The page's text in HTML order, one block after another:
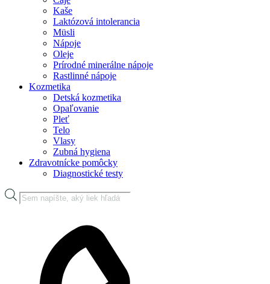
Kaše
Laktózová intolerancia
Müsli
Nápoje
Oleje
Prírodné minerálne nápoje
Rastlinné nápoje
Kozmetika
Detská kozmetika
Opaľovanie
Pleť
Telo
Vlasy
Zubná hygiena
Zdravotnícke pomôcky
Diagnostické testy
Products
search